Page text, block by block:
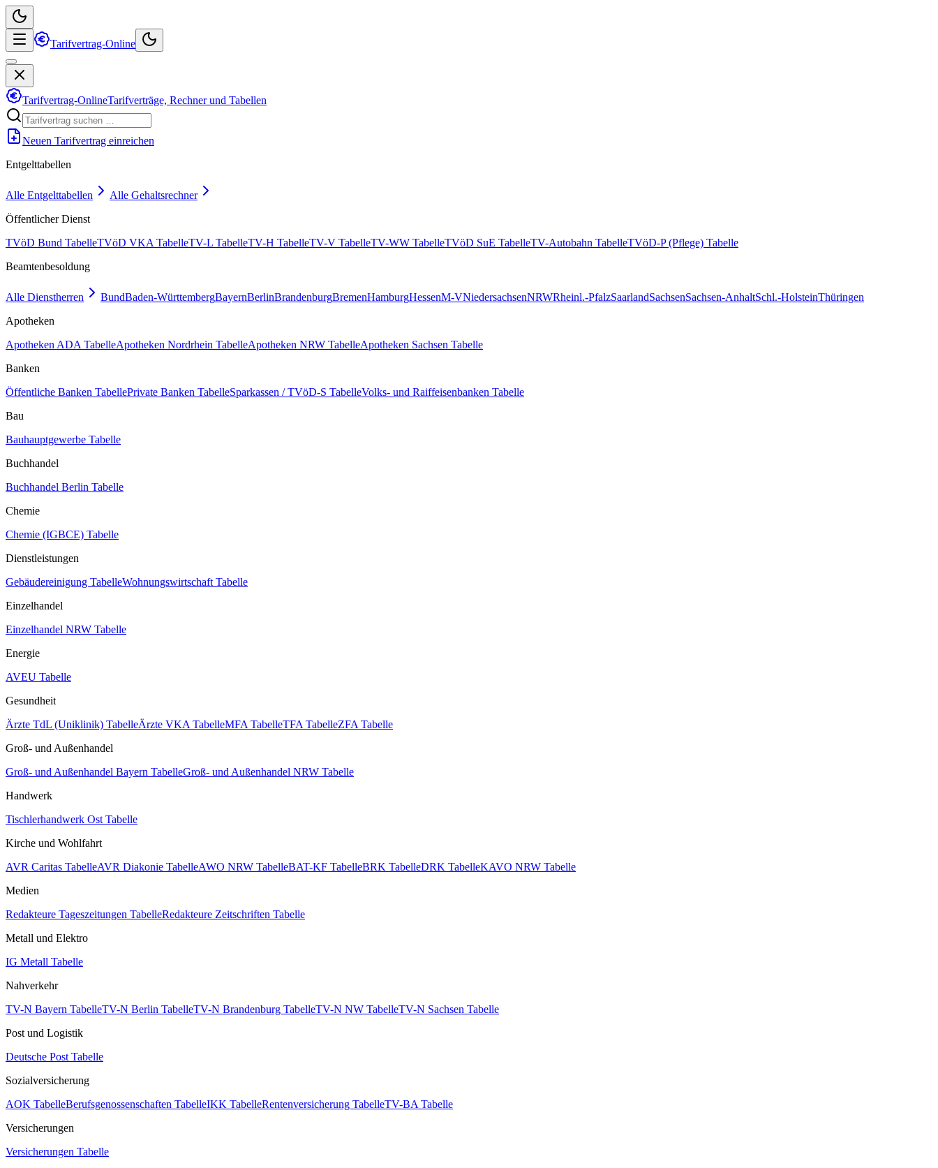
Tarifvertrag-Online
Tarifvertrag-OnlineTarifverträge, Rechner und Tabellen
Neuen Tarifvertrag einreichen
Entgelttabellen
Alle Entgelttabellen
Alle Gehaltsrechner
Öffentlicher Dienst
TVöD Bund TabelleTVöD VKA TabelleTV-L TabelleTV-H TabelleTV-V TabelleTV-WW TabelleTVöD SuE TabelleTV-Autobahn TabelleTVöD-P (Pflege) Tabelle
Beamtenbesoldung
Alle Dienstherren BundBaden-WürttembergBayernBerlinBrandenburgBremenHamburgHessenM-VNiedersachsenNRWRheinl.-PfalzSaarlandSachsenSachsen-AnhaltSchl.-HolsteinThüringen
Apotheken
Apotheken ADA TabelleApotheken Nordrhein TabelleApotheken NRW TabelleApotheken Sachsen Tabelle
Banken
Öffentliche Banken TabellePrivate Banken TabelleSparkassen / TVöD-S TabelleVolks- und Raiffeisenbanken Tabelle
Bau
Bauhauptgewerbe Tabelle
Buchhandel
Buchhandel Berlin Tabelle
Chemie
Chemie (IGBCE) Tabelle
Dienstleistungen
Gebäudereinigung TabelleWohnungswirtschaft Tabelle
Einzelhandel
Einzelhandel NRW Tabelle
Energie
AVEU Tabelle
Gesundheit
Ärzte TdL (Uniklinik) TabelleÄrzte VKA TabelleMFA TabelleTFA TabelleZFA Tabelle
Groß- und Außenhandel
Groß- und Außenhandel Bayern TabelleGroß- und Außenhandel NRW Tabelle
Handwerk
Tischlerhandwerk Ost Tabelle
Kirche und Wohlfahrt
AVR Caritas TabelleAVR Diakonie TabelleAWO NRW TabelleBAT-KF TabelleBRK TabelleDRK TabelleKAVO NRW Tabelle
Medien
Redakteure Tageszeitungen TabelleRedakteure Zeitschriften Tabelle
Metall und Elektro
IG Metall Tabelle
Nahverkehr
TV-N Bayern TabelleTV-N Berlin TabelleTV-N Brandenburg TabelleTV-N NW TabelleTV-N Sachsen Tabelle
Post und Logistik
Deutsche Post Tabelle
Sozialversicherung
AOK TabelleBerufsgenossenschaften TabelleIKK TabelleRentenversicherung TabelleTV-BA Tabelle
Versicherungen
Versicherungen Tabelle